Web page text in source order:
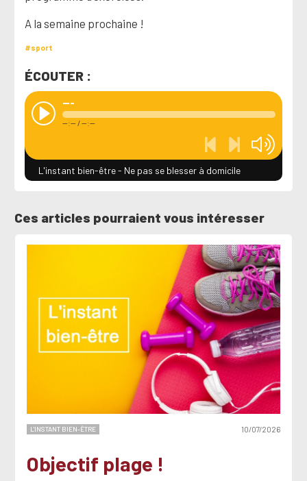
A la semaine prochaine !
#sport
ÉCOUTER :
---
--:--/--:--
L'instant bien-être - Ne pas se blesser à domicile
Ces articles pourraient vous intéresser
L'INSTANT BIEN-ÊTRE 10/07/2026
Objectif plage !